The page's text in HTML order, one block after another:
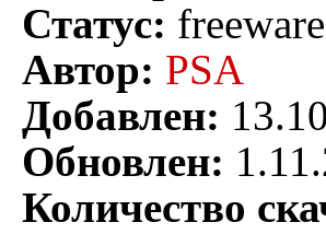
Статус: freeware
Автор: PSA
Добавлен:
Обновлен:
Количество